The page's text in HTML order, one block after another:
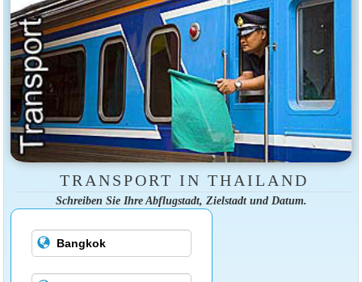
TRANSPORT IN THAILAND
Schreiben Sie Ihre Abflugstadt, Zielstadt und Datum.